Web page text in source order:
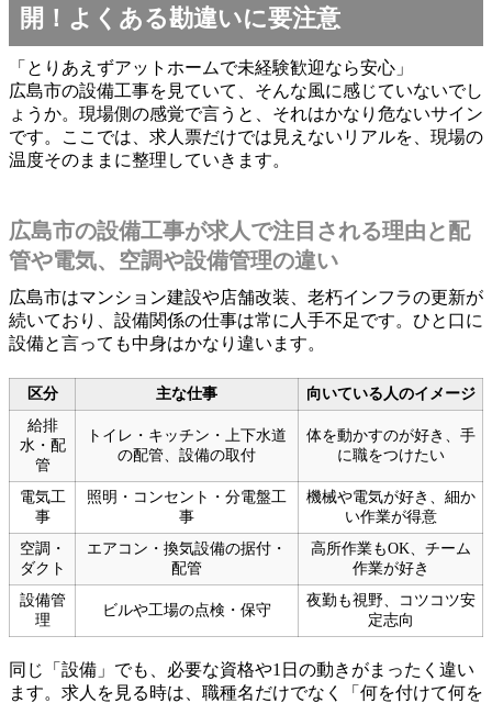
開！よくある勘違いに要注意
「とりあえずアットホームで未経験歓迎なら安心」
広島市の設備工事を見ていて、そんな風に感じていないでし
ょうか。現場側の感覚で言うと、それはかなり危ないサイン
です。ここでは、求人票だけでは見えないリアルを、現場の
温度そのままに整理していきます。
広島市の設備工事が求人で注目される理由と配
管や電気、空調や設備管理の違い
広島市はマンション建設や店舗改装、老朽インフラの更新が
続いており、設備関係の仕事は常に人手不足です。ひと口に
設備と言っても中身はかなり違います。
区分 主な仕事
向いている人のイメージ
給排
水・配
管
トイレ・キッチン・上下水道
の配管、設備の取付
体を動かすのが好き、手
に職をつけたい
電気工
事
照明・コンセント・分電盤工
事
機械や電気が好き、細か
い作業が得意
空調・
ダクト
エアコン・換気設備の据付・
配管
高所作業もOK、チーム
作業が好き
設備管
理
ビルや工場の点検・保守
夜勤も視野、コツコツ安
定志向
同じ「設備」でも、必要な資格や1日の動きがまったく違い
ます。求人を見る時は、職種名だけでなく「何を付けて何を